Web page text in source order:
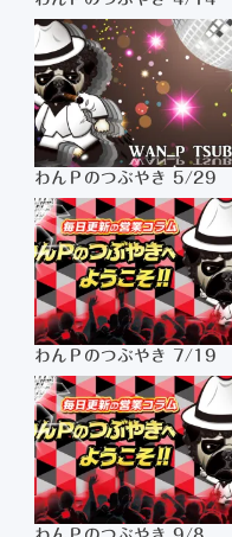
わんＰのつぶやき 5/29
わんＰのつぶやき 7/19